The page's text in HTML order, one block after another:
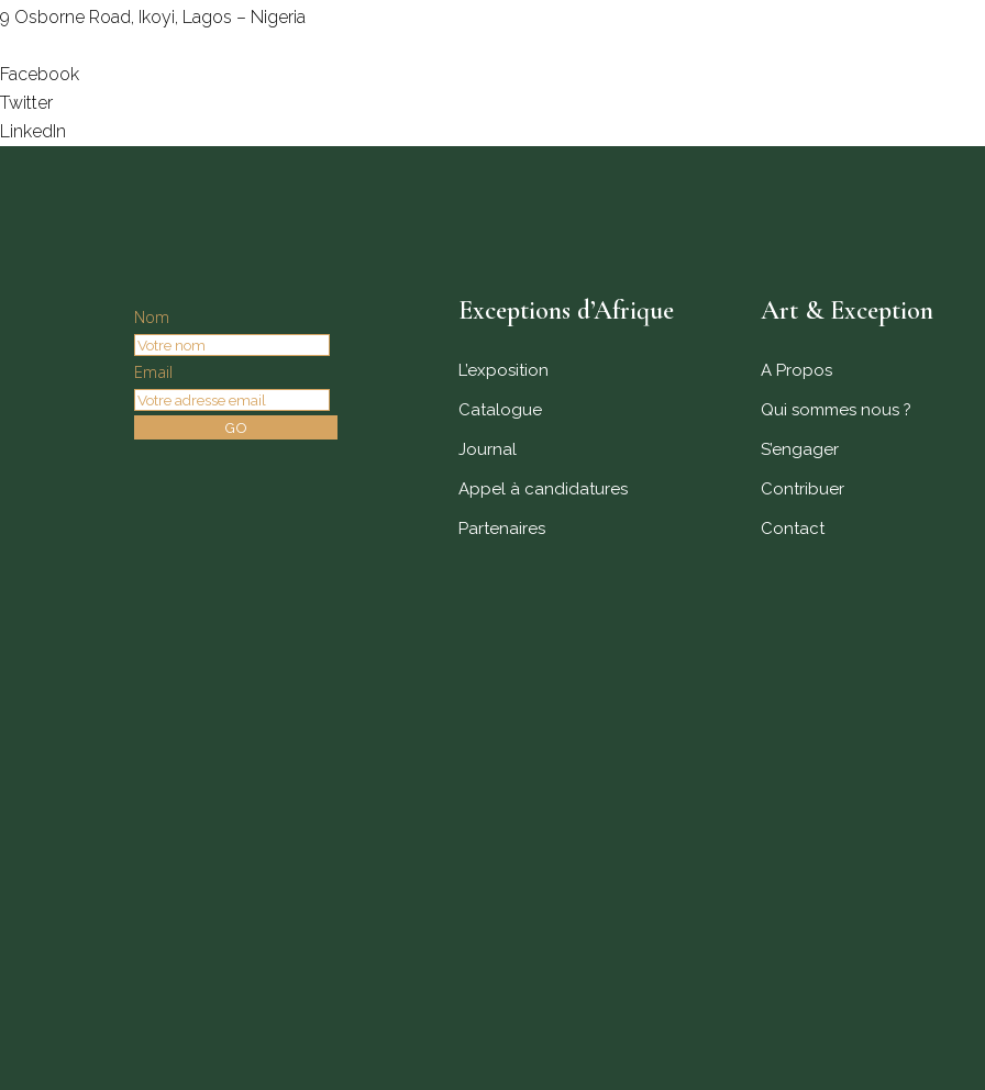
9 Osborne Road, Ikoyi, Lagos – Nigeria
Facebook
Twitter
LinkedIn
Nom
Email
GO
Exceptions d’Afrique
L’exposition
Catalogue
Journal
Appel à candidatures
Partenaires
Art & Exception
A Propos
Qui sommes nous ?
S’engager
Contribuer
Contact